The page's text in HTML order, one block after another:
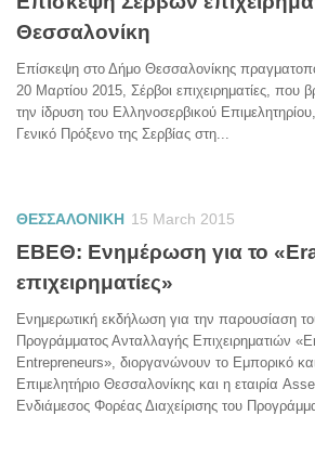
Θεσσαλονίκη
Επίσκεψη στο Δήμο Θεσσαλονίκης
20 Μαρτίου 2015, Σέρβοι επιχειρηματίες, που
την ίδρυση του Ελληνοσερβικού
Γενικό Πρόξενο της Σερβίας στη...
ΘΕΣΣΑΛΟΝΙΚΗ 15 March 2015
ΕΒΕΘ: Ενημέρωση για το
επιχειρηματίες»
Ενημερωτική εκδήλωση για την παρουσίαση
Προγράμματος Ανταλλαγής Επιχειρηματιών
Entrepreneurs», διοργανώνουν το Εμπορικό
Επιμελητήριο Θεσσαλονίκης και η εταιρία
Ενδιάμεσος Φορέας Διαχείρισης του